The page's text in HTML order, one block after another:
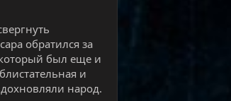
обратился за
был еще и
и
народ.